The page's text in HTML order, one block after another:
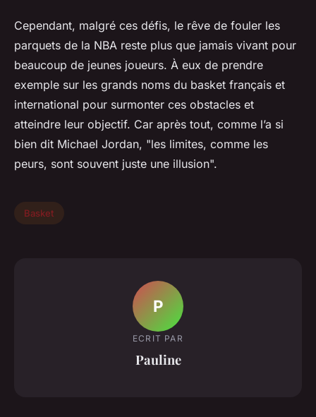
Cependant, malgré ces défis, le rêve de fouler les
parquets de la NBA reste plus que jamais vivant pour
beaucoup de jeunes joueurs. À eux de prendre
exemple sur les grands noms du basket français et
international pour surmonter ces obstacles et
atteindre leur objectif. Car après tout, comme l’a si
bien dit Michael Jordan, "les limites, comme les
peurs, sont souvent juste une illusion".
Basket
P
ECRIT PAR
Pauline